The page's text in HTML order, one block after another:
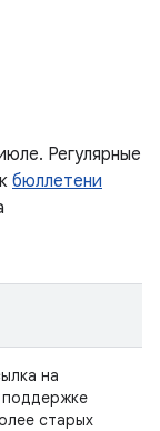
Регулярные
бюллетени
на
старых